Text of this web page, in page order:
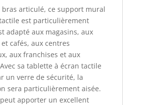
bras articulé, ce support mural
est particulièrement
adapté aux magasins, aux
cafés, aux centres
aux franchises et aux
sa tablette à écran tactile
un verre de sécurité, la
sera particulièrement aisée.
peut apporter un excellent